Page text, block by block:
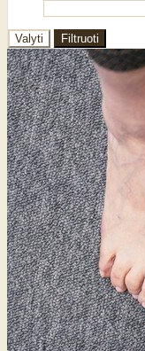
Valyti Filtruoti